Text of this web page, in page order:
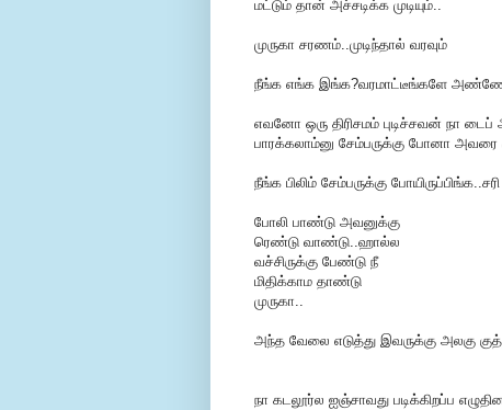
மட்டும் தான் அச்சடிக்க முடியும்..
முருகா சரணம்..முடிந்தால் வரவும்
நீங்க எங்க இங்க?வரமாட்டீங்களே
எவனோ ஒரு திரிசமம் புடிச்சவன் நா
பாரக்கலாம்னு சேம்பருக்கு போனா அவரை
நீங்க பிலிம் சேம்பருக்கு
போலி பாண்டு அவனுக்கு
ரெண்டு வாண்டு..ஹால்ல
வச்சிருக்கு பேண்டு நீ
மிதிக்காம தாண்டு
முருகா..
அந்த வேலை எடுத்து இவருக்கு அலகு
நா கடலூர்ல ஐஞ்சாவது படிக்கிறப்ப